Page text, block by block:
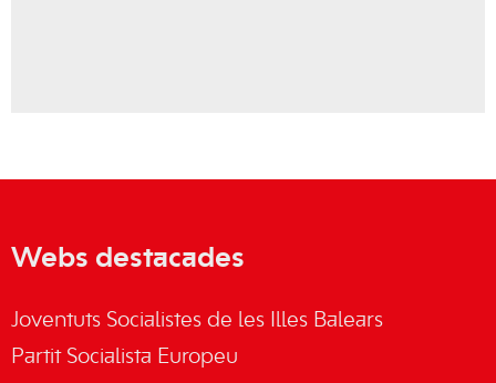
Webs destacades
Joventuts Socialistes de les Illes Balears
Partit Socialista Europeu